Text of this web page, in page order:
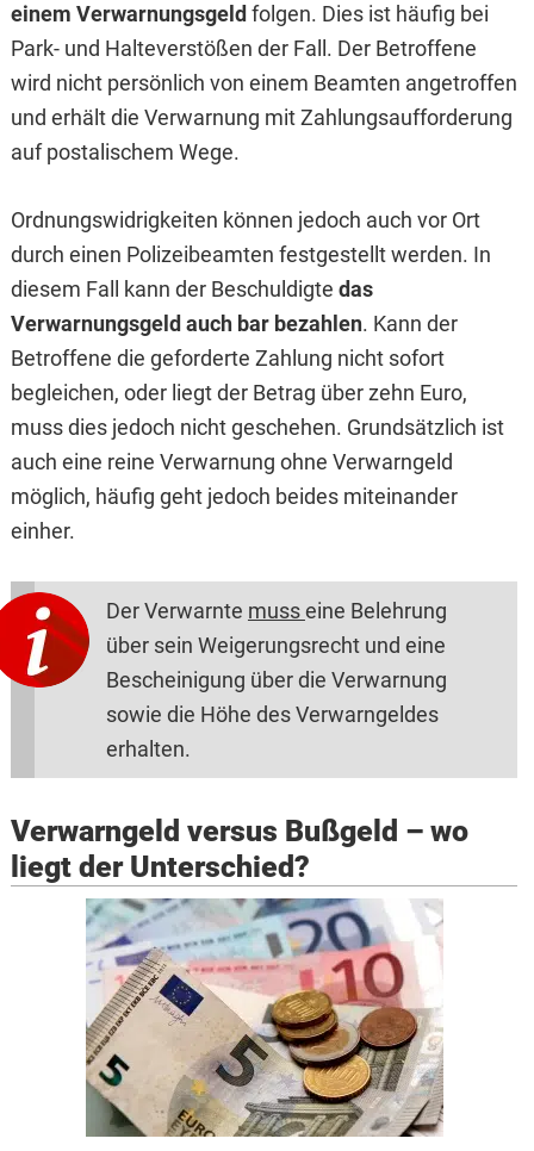
einem Verwarnungsgeld folgen. Dies ist häufig bei
Park- und Halteverstößen der Fall. Der Betroffene
wird nicht persönlich von einem Beamten angetroffen
und erhält die Verwarnung mit Zahlungsaufforderung
auf postalischem Wege.
Ordnungswidrigkeiten können jedoch auch vor Ort
durch einen Polizeibeamten festgestellt werden. In
diesem Fall kann der Beschuldigte das
Verwarnungsgeld auch bar bezahlen. Kann der
Betroffene die geforderte Zahlung nicht sofort
begleichen, oder liegt der Betrag über zehn Euro,
muss dies jedoch nicht geschehen. Grundsätzlich ist
auch eine reine Verwarnung ohne Verwarngeld
möglich, häufig geht jedoch beides miteinander
einher.
Der Verwarnte musseine Belehrung
über sein Weigerungsrecht und eine
Bescheinigung über die Verwarnung
sowie die Höhe des Verwarngeldes
erhalten.
Verwarngeld versus Bußgeld – wo
liegt der Unterschied?